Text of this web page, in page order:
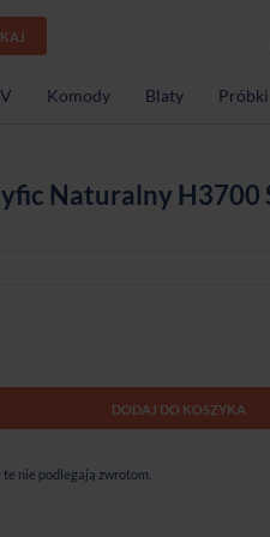
Komody Blaty Próbki
Naturalny H3700
DODAJ DO KOSZYKA
nie podlegają zwrotom.